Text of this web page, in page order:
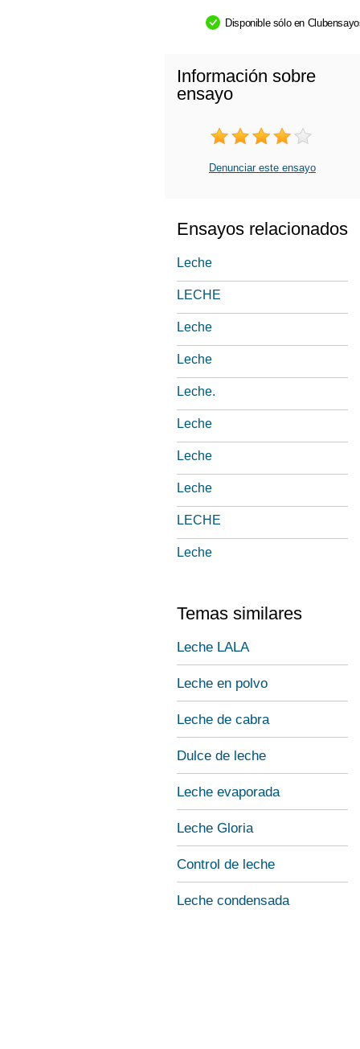
Disponible sólo en
Información sobre
ensayo
Denunciar este ensayo
Ensayos relacionados
Leche
LECHE
Leche
Leche
Leche.
Leche
Leche
Leche
LECHE
Leche
Temas similares
Leche LALA
Leche en polvo
Leche de cabra
Dulce de leche
Leche evaporada
Leche Gloria
Control de leche
Leche condensada